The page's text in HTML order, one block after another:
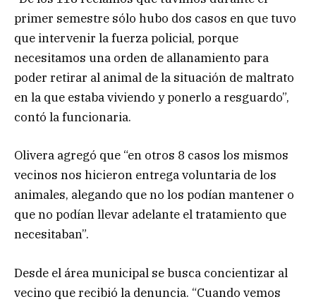
primer semestre sólo hubo dos casos en que tuvo
que intervenir la fuerza policial, porque
necesitamos una orden de allanamiento para
poder retirar al animal de la situación de maltrato
en la que estaba viviendo y ponerlo a resguardo”,
contó la funcionaria.
Olivera agregó que “en otros 8 casos los mismos
vecinos nos hicieron entrega voluntaria de los
animales, alegando que no los podían mantener o
que no podían llevar adelante el tratamiento que
necesitaban”.
Desde el área municipal se busca concientizar al
vecino que recibió la denuncia. “Cuando vemos